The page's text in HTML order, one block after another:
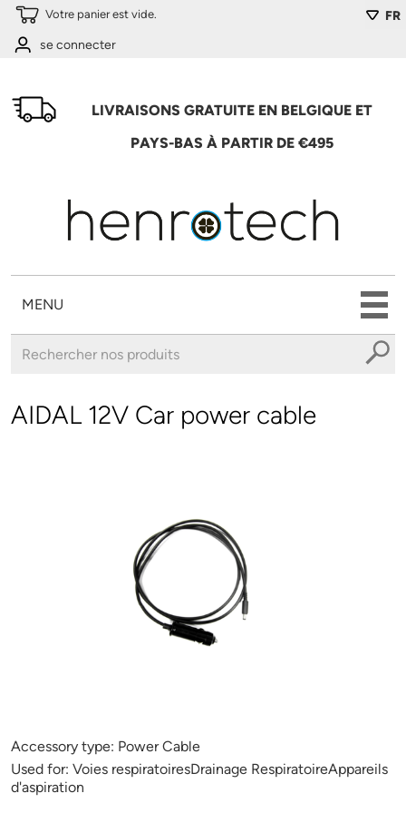
Aller au contenu principal FR
Votre panier est vide.
se connecter
LIVRAISONS GRATUITE EN BELGIQUE ET
PAYS-BAS À PARTIR DE €495
MENU
AIDAL 12V Car power cable
Accessory type: Power Cable
Used for: Voies respiratoiresDrainage RespiratoireAppareils
d'aspiration